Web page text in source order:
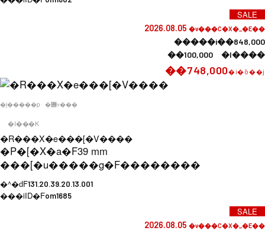
SALE
2026.08.05 �v���C�X�_�E��
�����i��848,000
��100,000 �l����
��748,000�i�ō��j
�j�����p �݌ɂ���
�I���K
�R���X�e���[�V����
�P�[�X�a�F39 mm
���[�u�����g�F��������
�^�ԁF131.20.39.20.13.001
���iID�Fom1685
SALE
2026.08.05 �v���C�X�_�E��